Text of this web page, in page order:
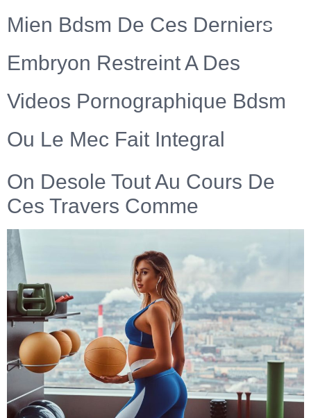
Mien Bdsm De Ces Derniers
Embryon Restreint A Des
Videos Pornographique Bdsm
Ou Le Mec Fait Integral
On Desole Tout Au Cours De
Ces Travers Comme